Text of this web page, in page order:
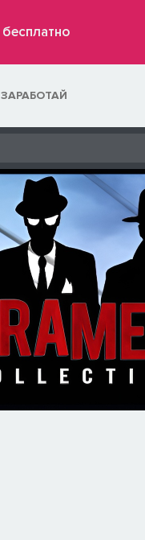
бесплатно
ЗАРАБОТАЙ